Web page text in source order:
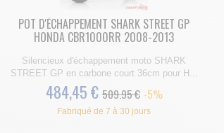
POT D'ÉCHAPPEMENT SHARK STREET GP
HONDA CBR1000RR 2008-2013
Silencieux d'échappement moto SHARK
STREET GP en carbone court 36cm pour H...
484,45 € 509.95 € -5%
Fabriqué de 7 à 30 jours